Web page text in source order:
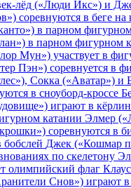
лёд («Люди Икс») и
соревнуются в беге на
в парном
в парном фигурном
Мун») участвует в
Пэн») соревнуется в
Сокка («Аватар»)
в сноуборд-кроссе
играют в
катании Элмер
соревнуются в
Джек («Кошмар
по скелетону
олимпийский флаг
Снов») играют в